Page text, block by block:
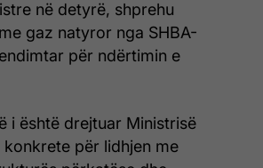
në detyrë, shprehu
gaz natyror nga SHBA-
për ndërtimin e
i është drejtuar Ministrisë
për lidhjen me